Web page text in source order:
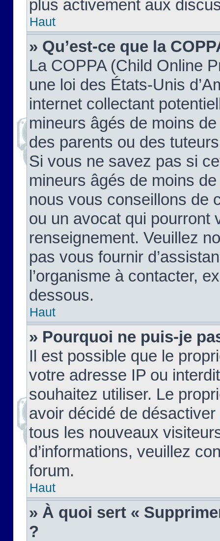
plus activement aux
Haut
» Qu’est-ce que la
La COPPA (Child Online
une loi des États-Unis
internet collectant
mineurs âgés de moins
des parents ou des
Si vous ne savez pas si
mineurs âgés de moins
nous vous conseillons de
ou un avocat qui pourront
renseignement. Veuillez
pas vous fournir
l’organisme à contacter,
dessous.
Haut
» Pourquoi ne puis-je
Il est possible que le
votre adresse IP ou
souhaitez utiliser. Le
avoir décidé de
tous les nouveaux
d’informations, veuillez
forum.
Haut
» À quoi sert «
?